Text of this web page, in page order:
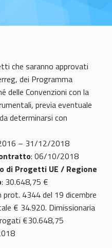
che saranno approvati
dei Programma
delle Convenzioni con la
previa eventuale
determinarsi con
– 31/12/2018
: 06/10/2018
di Progetti UE / Regione
: 30.648,75 €
4344 del 19 dicembre
€ 34.920. Dimissionaria
€30.648,75